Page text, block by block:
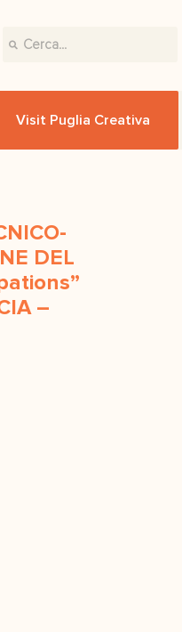
Visit Puglia Creativa
DEL
–